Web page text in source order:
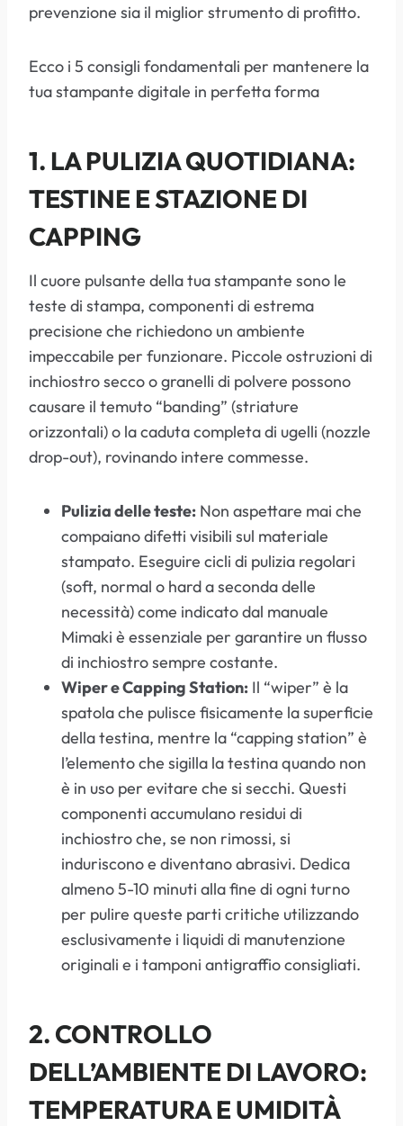
prevenzione sia il miglior strumento di profitto.
Ecco i 5 consigli fondamentali per mantenere la
tua stampante digitale in perfetta forma
1. LA PULIZIA QUOTIDIANA:
TESTINE E STAZIONE DI
CAPPING
Il cuore pulsante della tua stampante sono le
teste di stampa, componenti di estrema
precisione che richiedono un ambiente
impeccabile per funzionare. Piccole ostruzioni di
inchiostro secco o granelli di polvere possono
causare il temuto “banding” (striature
orizzontali) o la caduta completa di ugelli (nozzle
drop-out), rovinando intere commesse.
Pulizia delle teste: Non aspettare mai che
compaiano difetti visibili sul materiale
stampato. Eseguire cicli di pulizia regolari
(soft, normal o hard a seconda delle
necessità) come indicato dal manuale
Mimaki è essenziale per garantire un flusso
di inchiostro sempre costante.
Wiper e Capping Station: Il “wiper” è la
spatola che pulisce fisicamente la superficie
della testina, mentre la “capping station” è
l’elemento che sigilla la testina quando non
è in uso per evitare che si secchi. Questi
componenti accumulano residui di
inchiostro che, se non rimossi, si
induriscono e diventano abrasivi. Dedica
almeno 5-10 minuti alla fine di ogni turno
per pulire queste parti critiche utilizzando
esclusivamente i liquidi di manutenzione
originali e i tamponi antigraffio consigliati.
2. CONTROLLO
DELL’AMBIENTE DI LAVORO:
TEMPERATURA E UMIDITÀ